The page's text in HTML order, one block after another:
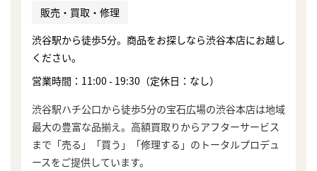
販売・買取・修理
渋谷駅から徒歩5分。商品をお探しなら渋谷本店にお越し
ください。
営業時間：11:00 - 19:30（定休日：なし）
渋谷駅ハチ公口から徒歩5分の宝石広場の渋谷本店は地域
最大の豊富な品揃え。高額買取りからアフターサービス
まで「売る」「買う」「修理する」のトータルプロデュ
ースをご提供しています。